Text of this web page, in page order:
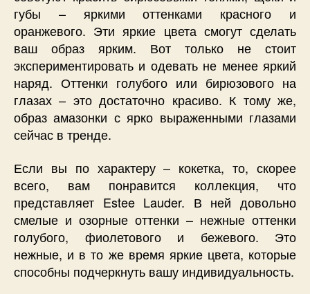
губы – яркими оттенками красного и
оранжевого. Эти яркие цвета смогут сделать
ваш образ ярким. Вот только не стоит
экспериментировать и одевать не менее яркий
наряд. Оттенки голубого или бирюзового на
глазах – это достаточно красиво. К тому же,
образ амазонки с ярко выраженными глазами
сейчас в тренде.
Если вы по характеру – кокетка, то, скорее
всего, вам понравится коллекция, что
представляет Estee Lauder. В ней довольно
смелые и озорные оттенки – нежные оттенки
голубого, фиолетового и бежевого. Это
нежные, и в то же время яркие цвета, которые
способны подчеркнуть вашу индивидуальность.